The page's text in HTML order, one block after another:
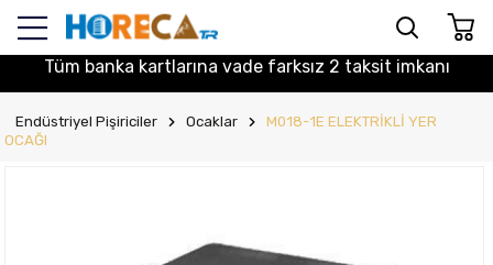
Tüm banka kartlarına vade farksız 2 taksit imkanı
Endüstriyel Pişiriciler Ocaklar
M018-1E ELEKTRİKLİ YER
OCAĞI